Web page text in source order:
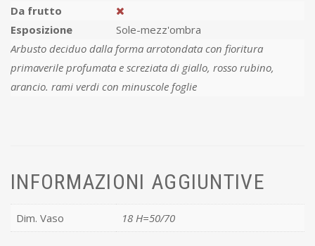
Da frutto
Esposizione
Sole-mezz'ombra
Arbusto deciduo dalla forma arrotondata con fioritura
primaverile profumata e screziata di giallo, rosso rubino,
arancio. rami verdi con minuscole foglie
INFORMAZIONI AGGIUNTIVE
Dim. Vaso 18 H=50/70